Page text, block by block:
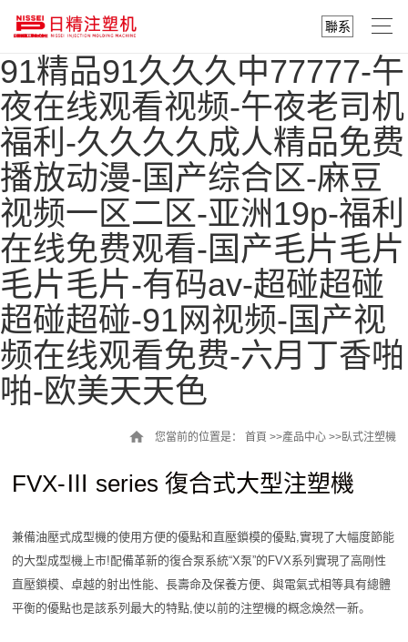
91精品91久久久中77777-午
夜在线观看视频-午夜老司机
福利-久久久久成人精品免费
播放动漫-国产综合区-麻豆
视频一区二区-亚洲19p-福利
在线免费观看-国产毛片毛片
毛片毛片-有码av-超碰超碰
超碰超碰-91网视频-国产视
频在线观看免费-六月丁香啪
啪-欧美天天色
聯系
您當前的位置是： 首頁 >>產品中心 >>臥式注塑機
FVX-Ⅲ series 復合式大型注塑機
兼備油壓式成型機的使用方便的優點和直壓鎖模的優點,實現了大幅度節能
的大型成型機上市!配備革新的復合泵系統“X泵”的FVX系列實現了高剛性
直壓鎖模、卓越的射出性能、長壽命及保養方便、與電氣式相等具有總體
平衡的優點也是該系列最大的特點,使以前的注塑機的概念煥然一新。